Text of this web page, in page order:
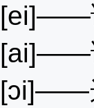
[ei]――
[ai]――
[ɔi]――